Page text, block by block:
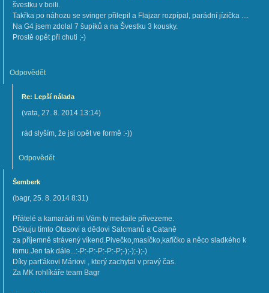
švestku v boili.
Takřka po náhozu se svinger přilepil a Flajzar rozpípal, parádní jízička ....
Na G4 jsem zdolal 7 šupíků a na Švestku 3 kousky.
Prostě opět při chuti ;-)
Odpovědět
Re: Lepší nálada
(vata, 27. 8. 2014 13:14)
rád slyším, že jsi opět ve formě :-))
Odpovědět
Šemberk
(bagr, 25. 8. 2014 8:31)
Přátelé a kamarádi mi Vám ty medaile přivezeme.
Děkuju tímto Otasovi a dědovi Salcmanů a Cataně
za příjemně strávený víkend.Pivečko,masíčko,kafíčko a něco sladkého k
tomu.Jen tak dále...:-P:-P:-P:-P:-P;-);-);-);-)
Díky parťákovi Máriovi , který zachytal v pravý čas.
Za MK rohlíkáře team Bagr